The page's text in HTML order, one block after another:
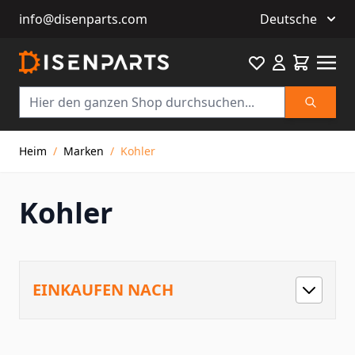
info@disenparts.com Deutsche
Suche
Favourite
Heim / Marken / Kohler
Kohler
EINKAUFEN NACH